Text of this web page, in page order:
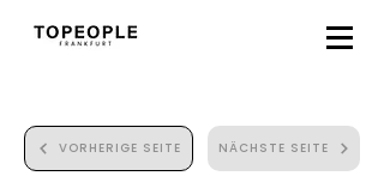
VORHERIGE SEITE NÄCHSTE SEITE